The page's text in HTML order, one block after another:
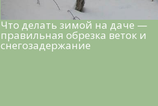
Что делать зимой на даче —
правильная обрезка веток и
снегозадержание